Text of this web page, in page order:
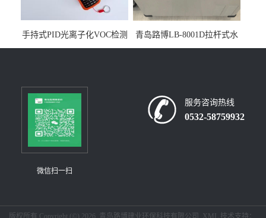
手持式PID光离子化VOC检测
仪（挥发性有机物设备）
青岛路博LB-8001D拉杆式水
质采样器
微信扫一扫
服务咨询热线
0532-58759932
版权所有 Copyright (©) 2026 青岛路博建业环保科技有限公司 XML 技术支持：